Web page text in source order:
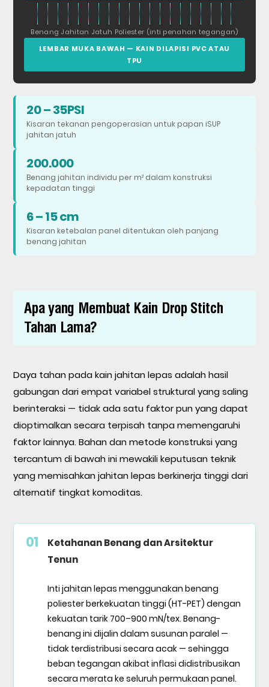
Drop
Stitch?
Cara
Bahan
Drop
Stitch
Aplikasi
Anda
Benang Jahitan Jatuh Poliester (inti penahan tegangan)
LEMBAR MUKA BAWAH — KAIN DILAPISI PVC ATAU
TPU
20 – 35PSI
Kisaran tekanan pengoperasian untuk papan iSUP
jahitan jatuh
200.000
Benang jahitan individu per m² dalam konstruksi
kepadatan tinggi
6 – 15 cm
Kisaran ketebalan panel ditentukan oleh panjang
benang jahitan
Apa yang Membuat Kain Drop Stitch
Tahan Lama?
Daya tahan pada kain jahitan lepas adalah hasil
gabungan dari empat variabel struktural yang saling
berinteraksi — tidak ada satu faktor pun yang dapat
dioptimalkan secara terpisah tanpa memengaruhi
faktor lainnya. Bahan dan metode konstruksi yang
tercantum di bawah ini mewakili keputusan teknik
yang memisahkan jahitan lepas berkinerja tinggi dari
alternatif tingkat komoditas.
01
Ketahanan Benang dan Arsitektur
Tenun
Inti jahitan lepas menggunakan benang
poliester berkekuatan tinggi (HT-PET) dengan
kekuatan tarik 700–900 mN/tex. Benang-
benang ini dijalin dalam susunan paralel —
tidak terdistribusi secara acak — sehingga
beban tegangan akibat inflasi didistribusikan
secara merata ke seluruh permukaan panel.